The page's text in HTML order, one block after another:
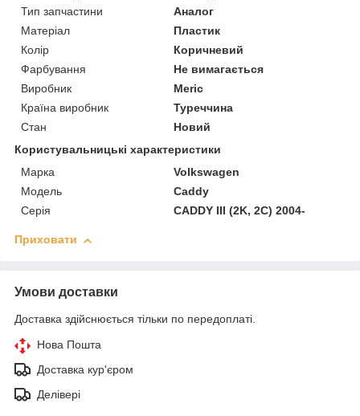
Тип запчастини
Аналог
Матеріал
Пластик
Колір
Коричневий
Фарбування
Не вимагається
Виробник
Meric
Країна виробник
Туреччина
Стан
Новий
Користувальницькі характеристики
Марка
Volkswagen
Модель
Caddy
Серія
CADDY III (2K, 2C) 2004-
Приховати
Умови доставки
Доставка здійснюється тільки по передоплаті.
Нова Пошта
Доставка кур'єром
Делівері